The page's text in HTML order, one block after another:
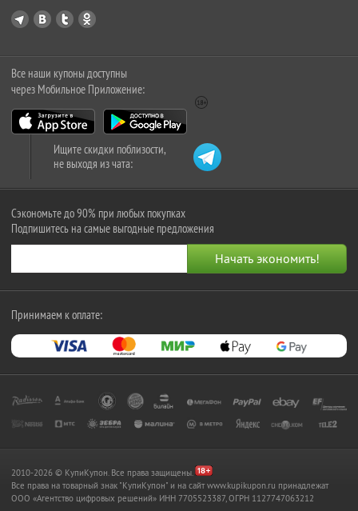
Все наши купоны доступны
через Мобильное Приложение:
Ищите скидки поблизости,
не выходя из чата:
Сэкономьте до 90% при любых покупках
Подпишитесь на самые выгодные предложения
Принимаем к оплате:
2010-2026 © КупиКупон. Все права защищены.
Все права на товарный знак "КупиКупон" и на сайт www.kupikupon.ru принадлежат
OOO «Агентство цифровых решений» ИНН 7705523387, ОГРН 1127747063212